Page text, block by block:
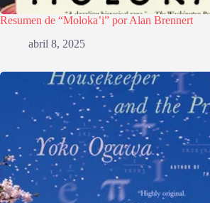
Resumen de “Moloka’i” por Alan Brennert
abril 8, 2025